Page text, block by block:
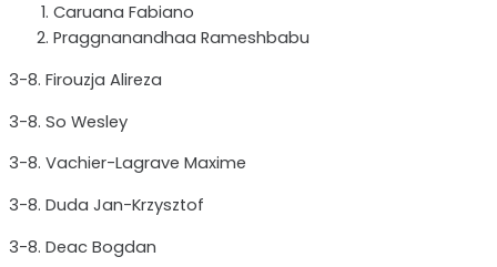
Caruana Fabiano
Praggnanandhaa Rameshbabu
3-8. Firouzja Alireza
3-8. So Wesley
3-8. Vachier-Lagrave Maxime
3-8. Duda Jan-Krzysztof
3-8. Deac Bogdan